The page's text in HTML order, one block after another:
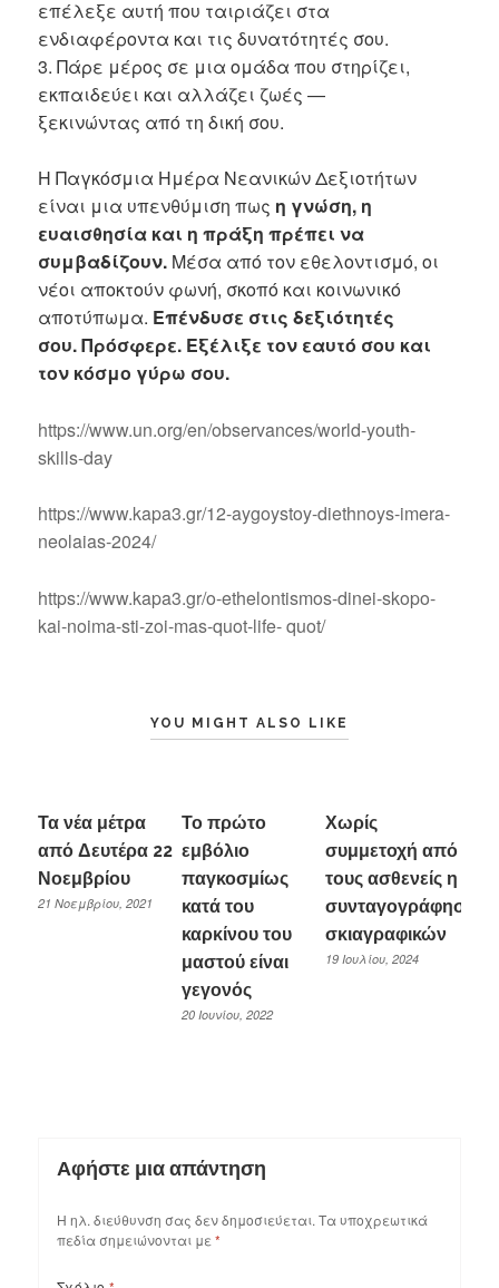
επέλεξε αυτή που ταιριάζει στα
ενδιαφέροντα και τις δυνατότητές σου.
3. Πάρε μέρος σε μια ομάδα που στηρίζει,
εκπαιδεύει και αλλάζει ζωές —
ξεκινώντας από τη δική σου.
Η Παγκόσμια Ημέρα Νεανικών Δεξιοτήτων
είναι μια υπενθύμιση πως η γνώση, η
ευαισθησία και η πράξη πρέπει να
συμβαδίζουν. Μέσα από τον εθελοντισμό, οι
νέοι αποκτούν φωνή, σκοπό και κοινωνικό
αποτύπωμα. Επένδυσε στις δεξιότητές
σου. Πρόσφερε. Εξέλιξε τον εαυτό σου και
τον κόσμο γύρω σου.
https://www.un.org/en/observances/world-youth-
skills-day
https://www.kapa3.gr/12-aygoystoy-diethnoys-imera-
neolaias-2024/
https://www.kapa3.gr/o-ethelontismos-dinei-skopo-
kai-noima-sti-zoi-mas-quot-life- quot/
YOU MIGHT ALSO LIKE
Τα νέα μέτρα
από Δευτέρα 22
Νοεμβρίου
21 Νοεμβρίου, 2021
Το πρώτο
εμβόλιο
παγκοσμίως
κατά του
καρκίνου του
μαστού είναι
γεγονός
20 Ιουνίου, 2022
Χωρίς
συμμετοχή από
τους ασθενείς η
συνταγογράφηση
σκιαγραφικών
19 Ιουλίου, 2024
Αφήστε μια απάντηση
Η ηλ. διεύθυνση σας δεν δημοσιεύεται. Τα υποχρεωτικά
πεδία σημειώνονται με *